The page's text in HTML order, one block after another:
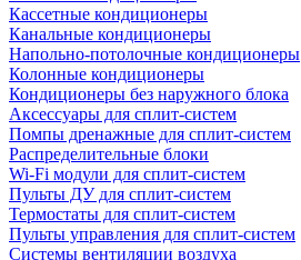
Кассетные кондиционеры
Канальные кондиционеры
Напольно-потолочные кондиционеры
Колонные кондиционеры
Кондиционеры без наружного блока
Аксессуары для сплит-систем
Помпы дренажные для сплит-систем
Распределительные блоки
Wi-Fi модули для сплит-систем
Пульты ДУ для сплит-систем
Термостаты для сплит-систем
Пульты управления для сплит-систем
Системы вентиляции воздуха